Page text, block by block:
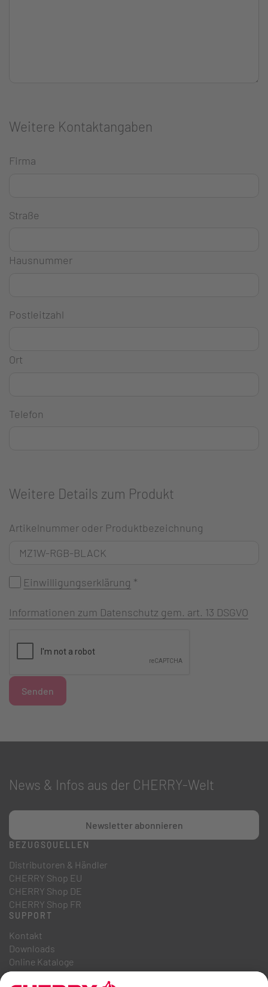
Weitere Kontaktangaben
Firma
Straße
Hausnummer
Postleitzahl
Ort
Telefon
Weitere Details zum Produkt
Artikelnummer oder Produktbezeichnung
Einwilligungserklärung *
Informationen zum Datenschutz gem. art. 13 DSGVO
Senden
News & Infos aus der CHERRY-Welt
Newsletter abonnieren
BEZUGSQUELLEN
Distributoren & Händler
CHERRY Shop EU
CHERRY Shop DE
CHERRY Shop FR
SUPPORT
Kontakt
Downloads
Online Kataloge
FAQ